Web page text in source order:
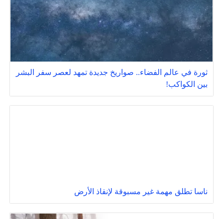
ثورة في عالم الفضاء.. صواريخ جديدة تمهد لعصر سفر البشر
بين الكواكب!
ناسا تطلق مهمة غير مسبوقة لإنقاذ الأرض